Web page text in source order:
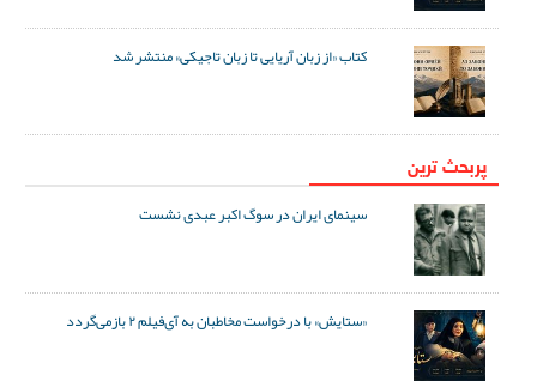
کتاب «از زبان آریایی تا زبان تاجیکی» منتشر شد
پربحث ترین
سینمای ایران در سوگ اکبر عبدی نشست
«ستایش» با درخواست مخاطبان به آی‌فیلم ۲ بازمی‌گردد